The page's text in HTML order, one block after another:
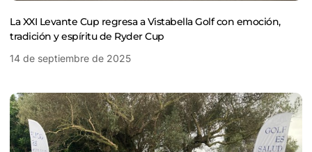
La XXI Levante Cup regresa a Vistabella Golf con emoción,
tradición y espíritu de Ryder Cup
14 de septiembre de 2025